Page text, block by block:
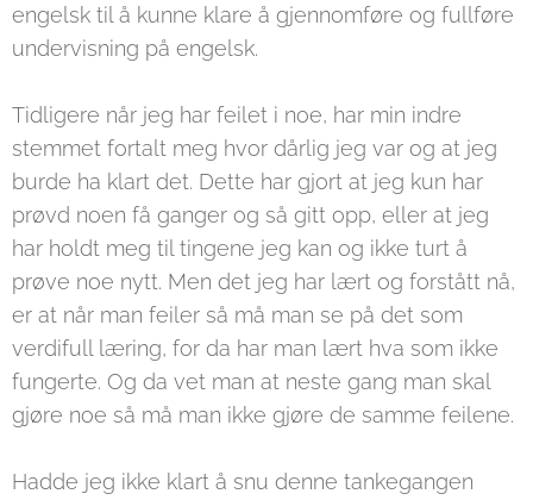
engelsk til å kunne klare å gjennomføre og fullføre
undervisning på engelsk.
Tidligere når jeg har feilet i noe, har min indre
stemmet fortalt meg hvor dårlig jeg var og at jeg
burde ha klart det. Dette har gjort at jeg kun har
prøvd noen få ganger og så gitt opp, eller at jeg
har holdt meg til tingene jeg kan og ikke turt å
prøve noe nytt. Men det jeg har lært og forstått nå,
er at når man feiler så må man se på det som
verdifull læring, for da har man lært hva som ikke
fungerte. Og da vet man at neste gang man skal
gjøre noe så må man ikke gjøre de samme feilene.
Hadde jeg ikke klart å snu denne tankegangen